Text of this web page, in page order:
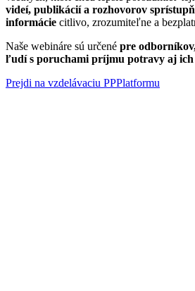
videí, publikácií a rozhovorov
informácie citlivo, zrozumiteľne a
Naše webináre sú určené pre
ľudí s poruchami príjmu potravy aj
Prejdi na vzdelávaciu PPPlatformu